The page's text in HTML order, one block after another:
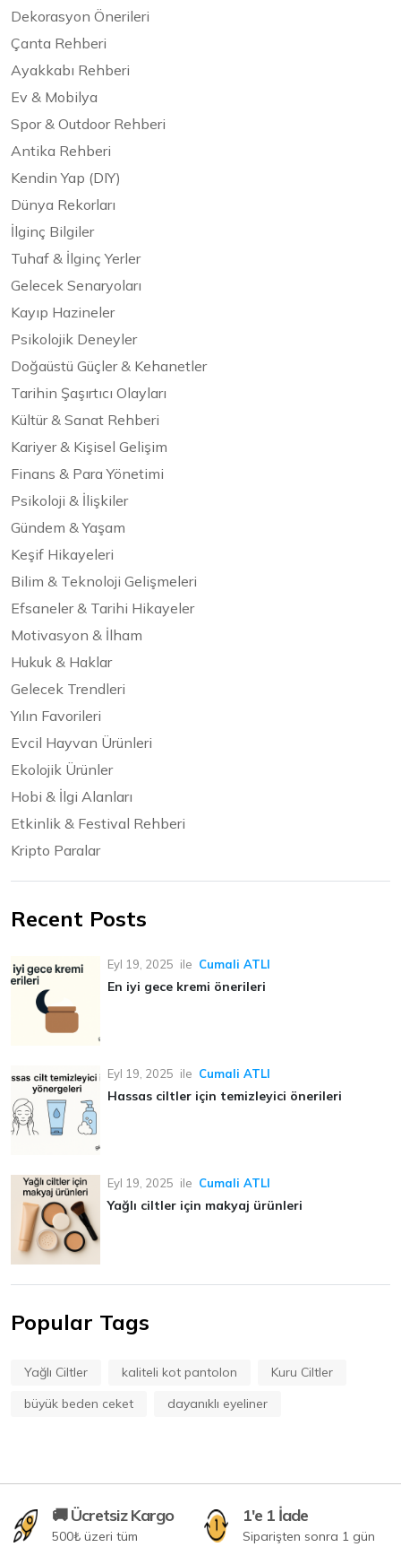
Dekorasyon Önerileri
Çanta Rehberi
Ayakkabı Rehberi
Ev & Mobilya
Spor & Outdoor Rehberi
Antika Rehberi
Kendin Yap (DIY)
Dünya Rekorları
İlginç Bilgiler
Tuhaf & İlginç Yerler
Gelecek Senaryoları
Kayıp Hazineler
Psikolojik Deneyler
Doğaüstü Güçler & Kehanetler
Tarihin Şaşırtıcı Olayları
Kültür & Sanat Rehberi
Kariyer & Kişisel Gelişim
Finans & Para Yönetimi
Psikoloji & İlişkiler
Gündem & Yaşam
Keşif Hikayeleri
Bilim & Teknoloji Gelişmeleri
Efsaneler & Tarihi Hikayeler
Motivasyon & İlham
Hukuk & Haklar
Gelecek Trendleri
Yılın Favorileri
Evcil Hayvan Ürünleri
Ekolojik Ürünler
Hobi & İlgi Alanları
Etkinlik & Festival Rehberi
Kripto Paralar
Recent Posts
Eyl 19, 2025 ile Cumali ATLI
En iyi gece kremi önerileri
Eyl 19, 2025 ile Cumali ATLI
Hassas ciltler için temizleyici önerileri
Eyl 19, 2025 ile Cumali ATLI
Yağlı ciltler için makyaj ürünleri
Popular Tags
Yağlı Ciltler kaliteli kot pantolon
Kuru Ciltler
büyük beden ceket
dayanıklı eyeliner
🚚 Ücretsiz Kargo
500₺ üzeri tüm
1'e 1 İade
Siparişten sonra 1 gün